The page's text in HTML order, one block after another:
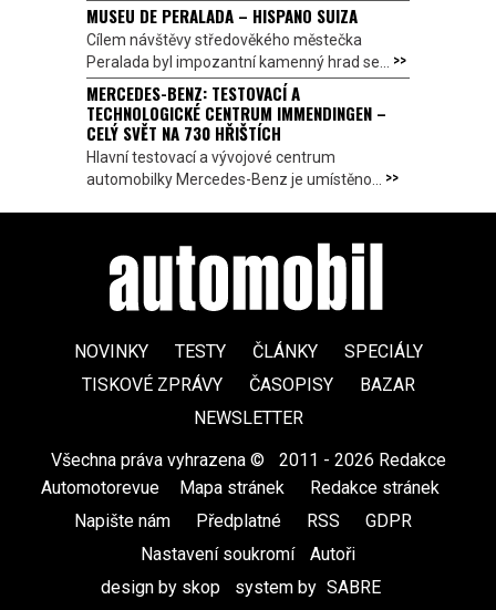
MUSEU DE PERALADA – HISPANO SUIZA
Cílem návštěvy středověkého městečka
Peralada byl impozantní kamenný hrad se... >>
MERCEDES-BENZ: TESTOVACÍ A
TECHNOLOGICKÉ CENTRUM IMMENDINGEN –
CELÝ SVĚT NA 730 HŘIŠTÍCH
Hlavní testovací a vývojové centrum
automobilky Mercedes-Benz je umístěno... >>
NOVINKY TESTY ČLÁNKY
SPECIÁLY
TISKOVÉ ZPRÁVY
ČASOPISY
BAZAR
NEWSLETTER
Všechna práva vyhrazena ©
2011 - 2026 Redakce
Automotorevue
Mapa stránek Redakce stránek
Napište nám
Předplatné RSS GDPR
Nastavení soukromí
Autoři
design by skop
system by SABRE